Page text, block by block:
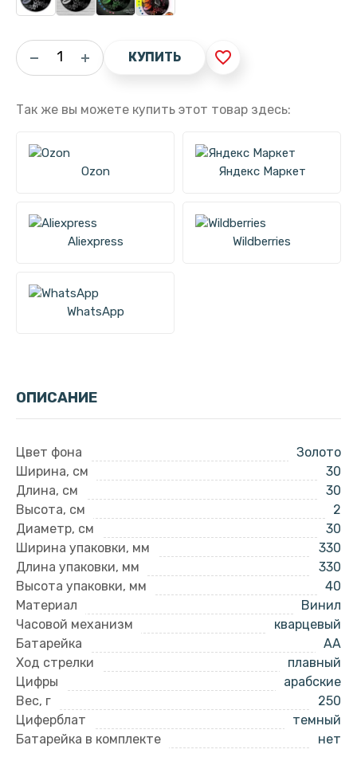
КУПИТЬ favorite_border
Так же вы можете купить этот товар здесь:
Ozon Яндекс Маркет
Aliexpress Wildberries
WhatsApp
ОПИСАНИЕ
Цвет фона
Золото
Ширина, см
30
Длина, см
30
Высота, см
2
Диаметр, см
30
Ширина упаковки, мм
330
Длина упаковки, мм
330
Высота упаковки, мм
40
Материал
Винил
Часовой механизм
кварцевый
Батарейка
AA
Ход стрелки
плавный
Цифры
арабские
Вес, г
250
Циферблат
темный
Батарейка в комплекте
нет